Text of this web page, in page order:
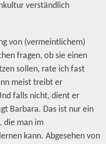
verständlich
von (vermeintlichem)
fragen, ob sie einen
sollen, rate ich fast
meist treibt er
falls nicht, dient er
Barbara. Das ist nur ein
die man im
kann. Abgesehen von